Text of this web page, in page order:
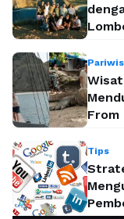
From
Tips